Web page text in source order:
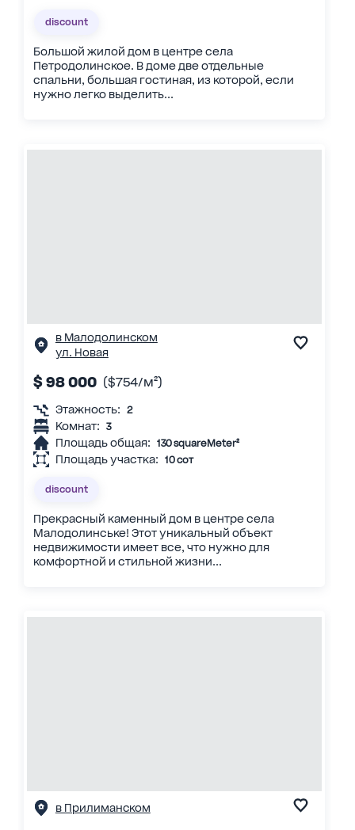
discount
Большой жилой дом в центре села
Петродолинское. В доме две отдельные
спальни, большая гостиная, из которой, если
нужно легко выделить...
в Малодолинском
ул. Новая
$ 98 000 ($754/м²)
Этажность: 2
Комнат: 3
Площадь общая: 130 squareMeter²
Площадь участка: 10 сот
discount
Прекрасный каменный дом в центре села
Малодолинське! Этот уникальный объект
недвижимости имеет все, что нужно для
комфортной и стильной жизни...
в Прилиманском